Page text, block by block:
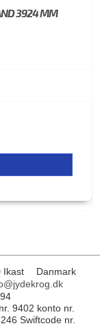
3924 MM
Ikast
Danmark
9402 konto nr.
Swiftcode nr.